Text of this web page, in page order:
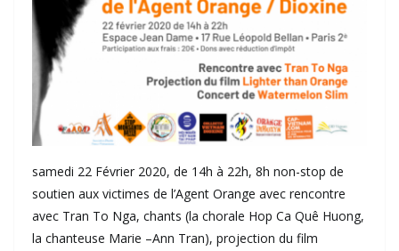
samedi 22 Février 2020, de 14h à 22h, 8h non-stop de
soutien aux victimes de l’Agent Orange avec rencontre
avec Tran To Nga, chants (la chorale Hop Ca Quê Huong,
la chanteuse Marie –Ann Tran), projection du film